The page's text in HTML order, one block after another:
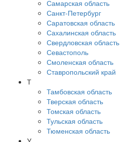
Самарская область
Санкт-Петербург
Саратовская область
Сахалинская область
Свердловская область
Севастополь
Смоленская область
Ставропольский край
Т
Тамбовская область
Тверская область
Томская область
Тульская область
Тюменская область